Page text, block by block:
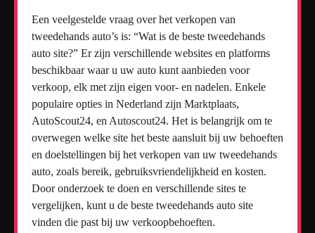
Een veelgestelde vraag over het verkopen van
tweedehands auto’s is: “Wat is de beste tweedehands
auto site?” Er zijn verschillende websites en platforms
beschikbaar waar u uw auto kunt aanbieden voor
verkoop, elk met zijn eigen voor- en nadelen. Enkele
populaire opties in Nederland zijn Marktplaats,
AutoScout24, en Autoscout24. Het is belangrijk om te
overwegen welke site het beste aansluit bij uw behoeften
en doelstellingen bij het verkopen van uw tweedehands
auto, zoals bereik, gebruiksvriendelijkheid en kosten.
Door onderzoek te doen en verschillende sites te
vergelijken, kunt u de beste tweedehands auto site
vinden die past bij uw verkoopbehoeften.